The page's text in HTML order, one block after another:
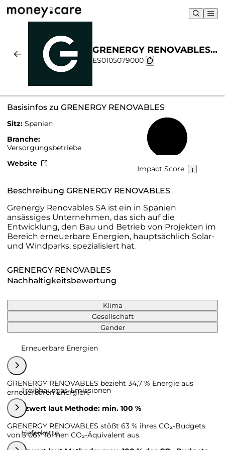
GRENERGY RENOVABLES |
Nachhaltigkeit & Chart
ES0105079000
Basisinfos zu GRENERGY RENOVABLES
Sitz: Spanien
Branche:
Versorgungsbetriebe
Website
Impact Score
Beschreibung GRENERGY RENOVABLES
Grenergy Renovables SA ist ein in Spanien
ansässiges Unternehmen, das sich auf die
Entwicklung, den Bau und Betrieb von Projekten im
Bereich erneuerbare Energien, hauptsächlich Solar-
und Windparks, spezialisiert hat.
GRENERGY RENOVABLES
Nachhaltigkeitsbewertung
Klima
Gesellschaft
Gender
Erneuerbare Energien
GRENERGY RENOVABLES bezieht 34,7 % Energie aus
erneuerbaren Energien.
Grenzwert laut Methode: min. 100 %
Treibhausgas-Emissionen
GRENERGY RENOVABLES stößt 63 % ihres CO₂-Budgets
von 3 067 Tonnen CO₂-Äquivalent aus.
Lieferkette